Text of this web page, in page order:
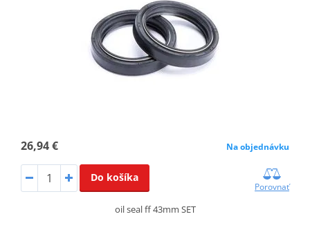
26,94 € Na objednávku
Do košíka
Porovnať
oil seal ff 43mm SET